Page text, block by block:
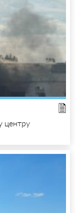
центру